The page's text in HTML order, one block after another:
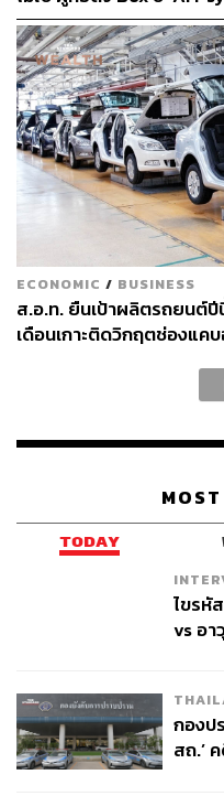
เป็นระบบความปลอดภัยเชิ
ป้องกัน หลีกเลี่ยง และลดค
ท้องถนนทั้งกับผู้ขับขี่และผู้
ทำงานผสานกับเทคโนโล
คอนโทรลเลอร์
(Electronic Control
(Power Semiconductor
ประสิทธิภาพการทำงานได้
ระบบ ADAS ส่วนใหญ่จะ
จากผู้ขับขี่ (Human Error)
อุบัติเหตุบนท้องถนน พร้อม
กับผู้ขับขี่ ผ่านสัญญาณเตือน
เคลื่อนอัตโนมัติ เมื่อเกิดเห
กลุ่มหลัก 3 กลุ่ม ดังนี้
กลุ่มระบบที่ช่วยป้องกันอุบั
RDA (Rear Drive Assist)
เซนเซอร์ตรวจจับสภาพก
รถ ครอบคลุมทุกจุดอับสา
ระบบจะเปิดสัญญาณไฟเ
ด้านในของประตูหน้า เพื่อ
เปลี่ยนเลน LCA (Lane
หากตรวจพบรถที่กำลังเข้า
เลี้ยว ระบบช่วยเตือนมุมอับ
Detection) ระบบจะแสดง
ปลดคนจากสิ่งที่ไม่เคยลงมือ
ECONOMIC / BUSINESS
ส.อ.ท. ยืนเป้าผลิตรถยนต์ปี
เดือนเกาะติดวิกฤตช่องแค
TODAY
ไขรหั
vs อา
กองป
สถ.’